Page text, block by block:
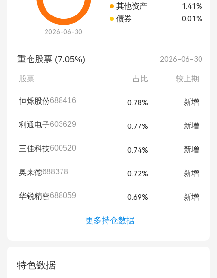
2026-06-30
其他资产 1.41%
债券 0.01%
重仓股票 (7.05%) 2026-06-30
股票 占比 较上期
恒烁股份688416 0.78% 新增
利通电子603629 0.77% 新增
三佳科技600520 0.74% 新增
奥来德688378 0.72% 新增
华锐精密688059 0.69% 新增
更多持仓数据
特色数据